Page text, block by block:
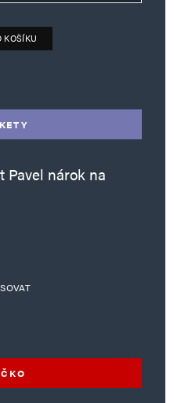
množství
KOŠÍKU
Pavel nárok na